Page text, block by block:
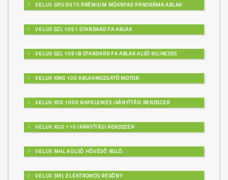
VELUX GPU 0070 PRÉMIUM MŰANYAG PANORÁMA ABLAK
VELUX GZL 1051 STANDARD FA ABLAK
VELUX GZL 1051B STANDARD FA ABLAK ALSÓ KILINCSES
VELUX KMG 100 ABLAKMOZGATÓ MOTOR
VELUX KSX 100K NAPELEMES IRÁNYÍTÁSI RENDSZER
VELUX KUX 110 IRÁNYÍTÁSI RENDSZER
VELUX MHL KÜLSŐ HŐVÉDŐ ROLÓ
VELUX SML ELEKTROMOS REDŐNY